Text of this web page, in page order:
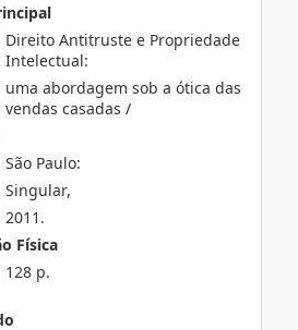
Direito Antitruste e Propriedade
Intelectual:
uma abordagem sob a ótica das
vendas casadas /
São Paulo:
Singular,
2011.
Física
128 p.